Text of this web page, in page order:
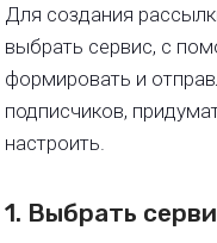
Для создания
выбрать сервис, с
формировать и
подписчиков,
настроить.
1. Выбрать